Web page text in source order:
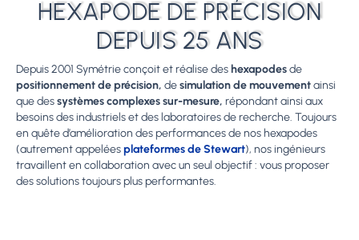
HEXAPODE DE PRÉCISION
DEPUIS 25 ANS
Depuis 2001 Symétrie conçoit et réalise des hexapodesde
positionnement de précision,desimulation de mouvementainsi
que dessystèmes complexes sur-mesure, répondant ainsi aux
besoins des industriels et des laboratoires de recherche. Toujours
en quête d’amélioration des performances de nos hexapodes
(autrement appeléesplateformes de Stewart), nos ingénieurs
travaillent en collaboration avec un seul objectif : vous proposer
des solutions toujours plus performantes.